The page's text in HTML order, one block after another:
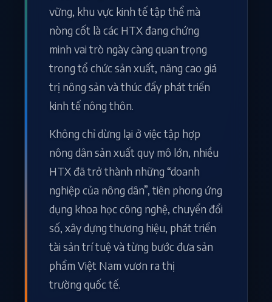
vững, khu vực kinh tế tập thể mà
nòng cốt là các HTX đang chứng
minh vai trò ngày càng quan trọng
trong tổ chức sản xuất, nâng cao giá
trị nông sản và thúc đẩy phát triển
kinh tế nông thôn.
Không chỉ dừng lại ở việc tập hợp
nông dân sản xuất quy mô lớn, nhiều
HTX đã trở thành những “doanh
nghiệp của nông dân”, tiên phong ứng
dụng khoa học công nghệ, chuyển đổi
số, xây dựng thương hiệu, phát triển
tài sản trí tuệ và từng bước đưa sản
phẩm Việt Nam vươn ra thị
trường quốc tế.